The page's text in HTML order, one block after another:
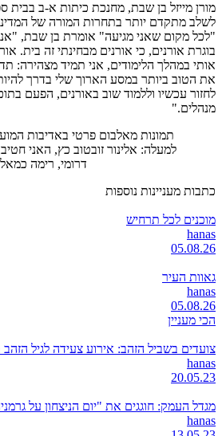
מורן מייזל בן שבת, מחנכת כיתות א-ב בבית
"לכל מקום שאני מגיעה" אומרת בן שבת,
בוגרת אורנים, כי אורנים מבחינתי זה בית.
אותי במהלך הלימודים, אני תמיד מצהירה:
את הטוב ביותר במסע הארוך שלי בדרך
לחזור עכשיו וללמוד שוב באורנים, הפעם
מנהלים."
תמונות מאלבום פרטי באדיבות
למעלה: אלינור זובטוב כץ, האני
דרומי, רימה כמאל
כתבות מעניינות נוספות
מוכנים לכל תרחיש
hanas
05.08.26
גאוות העיר
hanas
05.08.26
הכי מעניין
צועדים בשביל הזהב: אירוע צעידה לגיל
hanas
20.05.23
מגדל העמק: חוגגים את "יום הניצחון על
hanas